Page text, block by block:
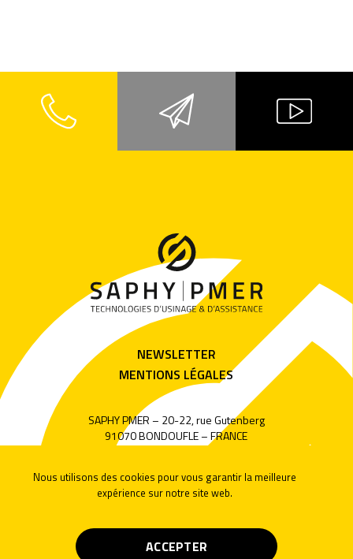
NEWSLETTER
MENTIONS LÉGALES
SAPHY PMER – 20-22, rue Gutenberg
91070 BONDOUFLE – FRANCE
Tél. 33 (0)1 60 13 88 88
SUIVEZ-NOUS
Nous utilisons des cookies pour vous garantir la meilleure
expérience sur notre site web.
ACCEPTER